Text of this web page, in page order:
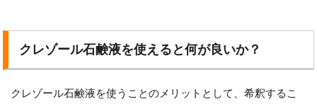
クレゾール石鹸液を使えると何が良いか？
クレゾール石鹸液を使うことのメリットとして、希釈するこ